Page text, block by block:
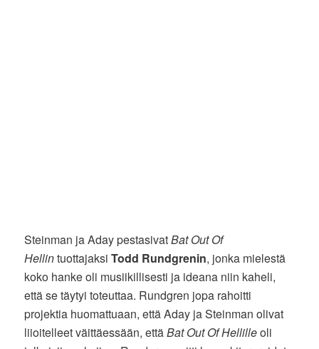
Steinman ja Aday pestasivatBat Out Of
HellintuottajaksiTodd Rundgrenin, jonka mielestä
koko hanke oli musiikillisesti ja ideana niin kaheli,
että se täytyi toteuttaa. Rundgren jopa rahoitti
projektia huomattuaan, että Aday ja Steinman olivat
liioitelleet väittäessään, ettäBat Out Of Hellilleoli